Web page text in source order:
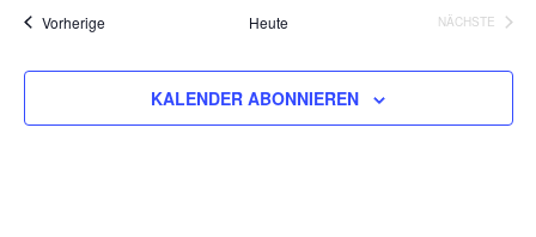
wählen.
VorherigeVeranstaltungen Heute
NÄCHSTE
KALENDER ABONNIEREN